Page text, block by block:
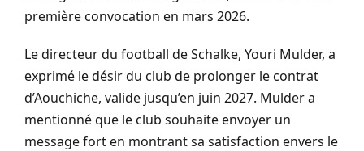
première convocation en mars 2026.
Le directeur du football de Schalke, Youri Mulder, a
exprimé le désir du club de prolonger le contrat
d’Aouchiche, valide jusqu’en juin 2027. Mulder a
mentionné que le club souhaite envoyer un
message fort en montrant sa satisfaction envers le